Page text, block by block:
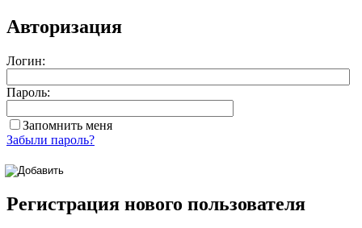
Авторизация
Логин:
Пароль:
Запомнить меня
Забыли пароль?
Регистрация нового пользователя